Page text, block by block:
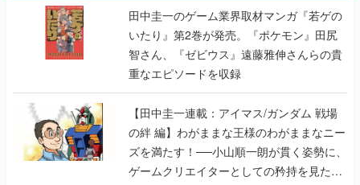
田中圭一のゲーム業界取材マンガ『若ゲの
いたり』第2巻が発売。『ポケモン』田尻
智さん、『ゼビウス』遠藤雅伸さんらの貴
重なエピソードを収録
【田中圭一連載：アイマス/ガンダム 戦場
の絆 編】わがままな王様のわがままなニー
ズを満たす！──小山順一朗が貫く姿勢に、
ゲームクリエイターとしての矜持を見た